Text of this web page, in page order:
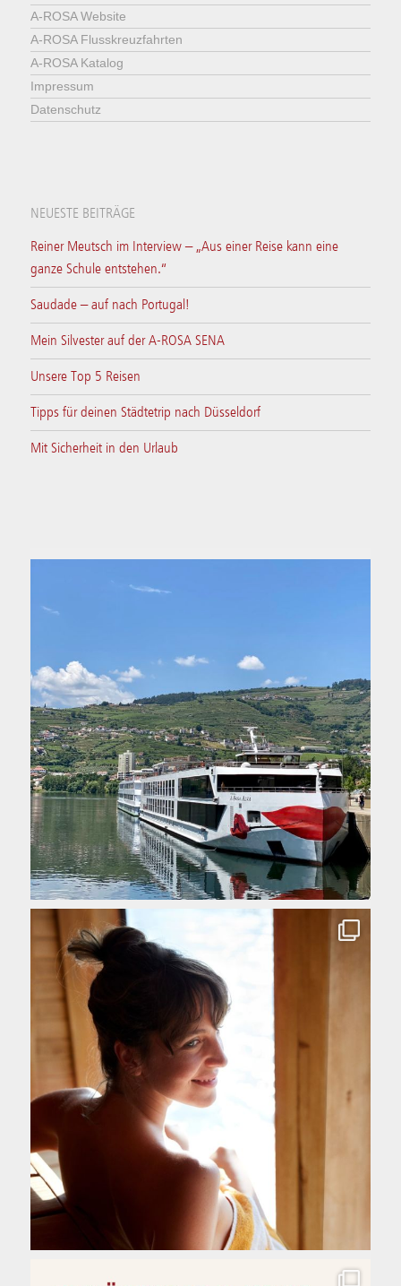
A-ROSA Website
A-ROSA Flusskreuzfahrten
A-ROSA Katalog
Impressum
Datenschutz
NEUESTE BEITRÄGE
Reiner Meutsch im Interview – „Aus einer Reise kann eine
ganze Schule entstehen.“
Saudade – auf nach Portugal!
Mein Silvester auf der A-ROSA SENA
Unsere Top 5 Reisen
Tipps für deinen Städtetrip nach Düsseldorf
Mit Sicherheit in den Urlaub